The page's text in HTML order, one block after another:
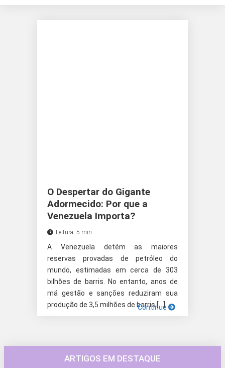
O Despertar do Gigante
Adormecido: Por que a
Venezuela Importa?
Leitura: 5 min
A Venezuela detém as maiores
reservas provadas de petróleo do
mundo, estimadas em cerca de 303
bilhões de barris. No entanto, anos de
má gestão e sanções reduziram sua
produção de 3,5 milhões de barris […]
Continue
ARTIGOS EM DESTAQUE